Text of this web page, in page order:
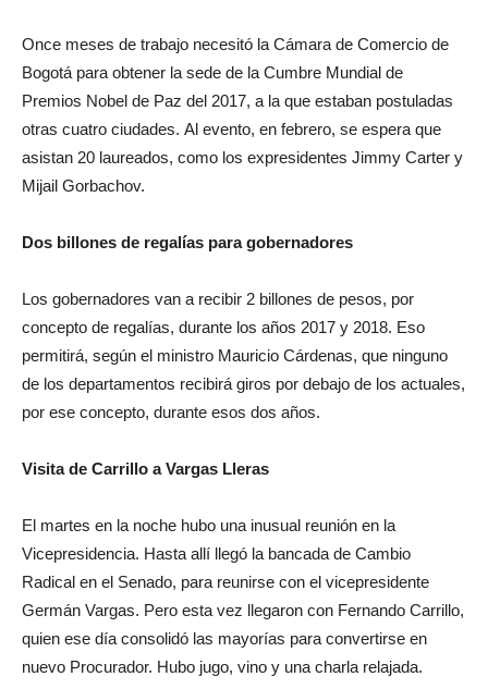
Once meses de trabajo necesitó la Cámara de Comercio de
Bogotá para obtener la sede de la Cumbre Mundial de
Premios Nobel de Paz del 2017, a la que estaban postuladas
otras cuatro ciudades. Al evento, en febrero, se espera que
asistan 20 laureados, como los expresidentes Jimmy Carter y
Mijail Gorbachov.
Dos billones de regalías para gobernadores
Los gobernadores van a recibir 2 billones de pesos, por
concepto de regalías, durante los años 2017 y 2018. Eso
permitirá, según el ministro Mauricio Cárdenas, que ninguno
de los departamentos recibirá giros por debajo de los actuales,
por ese concepto, durante esos dos años.
Visita de Carrillo a Vargas Lleras
El martes en la noche hubo una inusual reunión en la
Vicepresidencia. Hasta allí llegó la bancada de Cambio
Radical en el Senado, para reunirse con el vicepresidente
Germán Vargas. Pero esta vez llegaron con Fernando Carrillo,
quien ese día consolidó las mayorías para convertirse en
nuevo Procurador. Hubo jugo, vino y una charla relajada.